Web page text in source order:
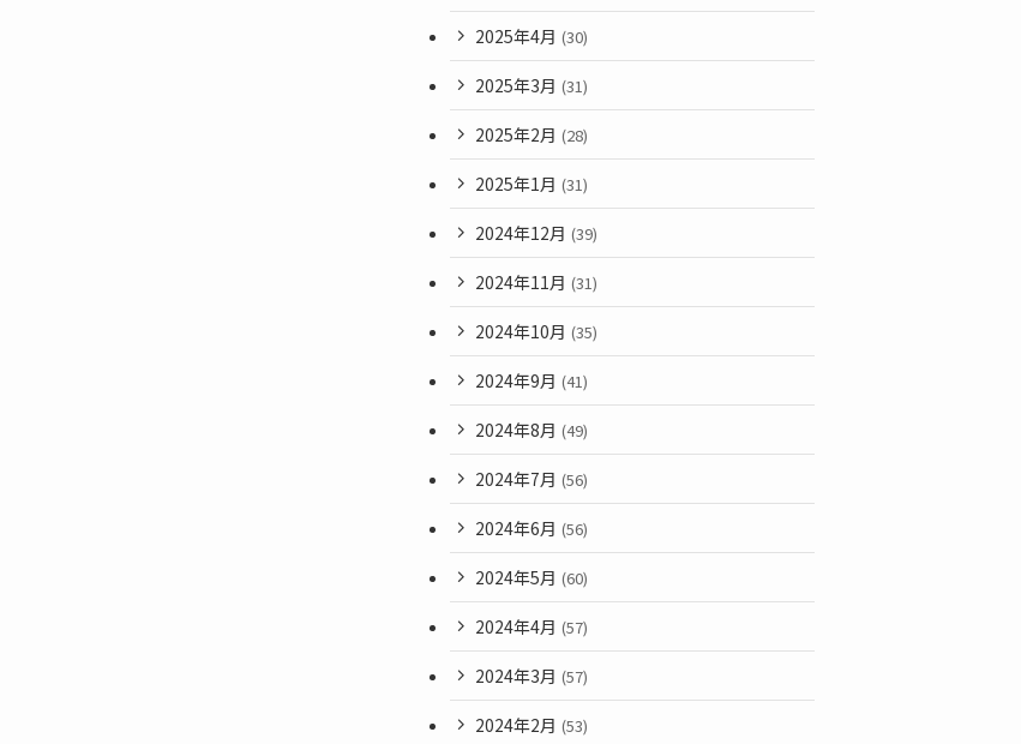
2025年4月 (30)
2025年3月 (31)
2025年2月 (28)
2025年1月 (31)
2024年12月 (39)
2024年11月 (31)
2024年10月 (35)
2024年9月 (41)
2024年8月 (49)
2024年7月 (56)
2024年6月 (56)
2024年5月 (60)
2024年4月 (57)
2024年3月 (57)
2024年2月 (53)